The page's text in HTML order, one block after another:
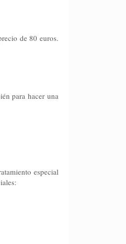
de 80 euros.
para hacer una
especial